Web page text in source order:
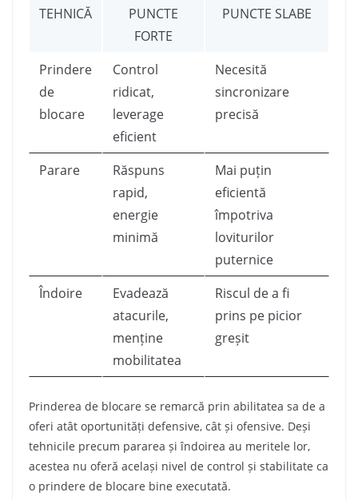
TEHNICĂ
PUNCTE
FORTE
PUNCTE SLABE
Prindere
de
blocare
Control
ridicat,
leverage
eficient
Necesită
sincronizare
precisă
Parare
Răspuns
rapid,
energie
minimă
Mai puțin
eficientă
împotriva
loviturilor
puternice
Îndoire
Evadează
atacurile,
menține
mobilitatea
Riscul de a fi
prins pe picior
greșit
Prinderea de blocare se remarcă prin abilitatea sa de a
oferi atât oportunități defensive, cât și ofensive. Deși
tehnicile precum pararea și îndoirea au meritele lor,
acestea nu oferă același nivel de control și stabilitate ca
o prindere de blocare bine executată.